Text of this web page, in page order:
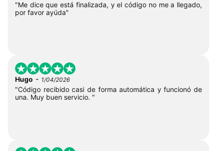
"Me dice que está finalizada, y el código no me a llegado,
por favor ayúda"
Hugo - 1/04/2026
"Código recibido casi de forma automática y funcionó de
una. Muy buen servicio. "